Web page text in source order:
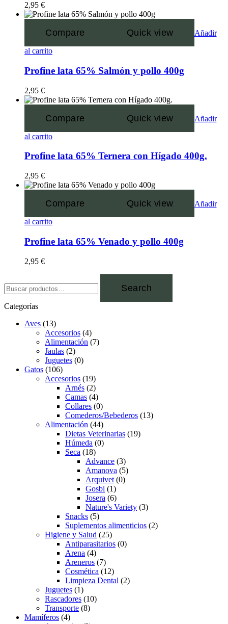
2,95 €
Compare Quick view Añadir
al carrito
Profine lata 65% Salmón y pollo 400g
2,95 €
Compare Quick view Añadir
al carrito
Profine lata 65% Ternera con Hígado 400g.
2,95 €
Compare Quick view Añadir
al carrito
Profine lata 65% Venado y pollo 400g
2,95 €
Search
Categorías
Aves (13)
Accesorios (4)
Alimentación (7)
Jaulas (2)
Juguetes (0)
Gatos (106)
Accesorios (19)
Arnés (2)
Camas (4)
Collares (0)
Comederos/Bebederos (13)
Alimentación (44)
Dietas Veterinarias (19)
Húmeda (0)
Seca (18)
Advance (3)
Amanova (5)
Arquivet (0)
Gosbi (1)
Josera (6)
Nature's Variety (3)
Snacks (5)
Suplementos alimenticios (2)
Higiene y Salud (25)
Antiparasitarios (0)
Arena (4)
Areneros (7)
Cosmética (12)
Limpieza Dental (2)
Juguetes (1)
Rascadores (10)
Transporte (8)
Mamíferos (4)